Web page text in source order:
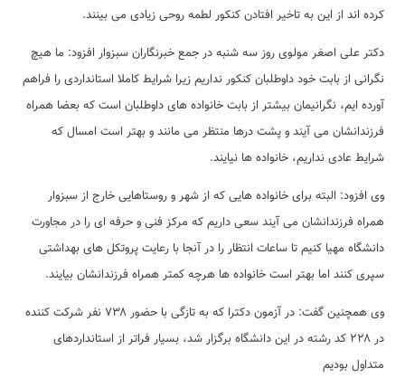
کرده اند از این به تاخیر افتادن کنکور لطمه روحی زیادی می بینند.
دکتر علی اصغر مولوی روز سه شنبه در جمع خبرنگاران سبزوار افزود: ما هیچ
نگرانی از بابت خود داوطلبان کنکور نداریم زیرا شرایط کاملا استانداردی را فراهم
آورده ایم، نگرانیمان بیشتر از بابت خانواده های داوطلبان است که بعضا همراه
فرزندانشان می آیند و پشت درها منتظر می مانند و بهتر است امسال که
شرایط عادی نداریم، خانواده ها نیایند.
وی افزود: البته برای خانواده هایی که از شهر و روستاهایی خارج از سبزوار
همراه فرزندانشان می آیند سعی داریم که مرکز فنی و حرفه ای را در مجاورت
دانشگاه مهیا کنیم تا ساعات انتظار را در آنجا با رعایت پروتکل های بهداشتی
سپری کنند اما بهتر است خانواده ها هرچه کمتر همراه فرزندانشان بیایند.
وی همچنین گفت: در آزمون دکترا که به تازگی با حضور ۷۳۸ نفر شرکت کننده
در ۲۲۸ کد رشته در این دانشگاه برگزار شد، بسیار فراتر از استانداردهای
متداول بودیم